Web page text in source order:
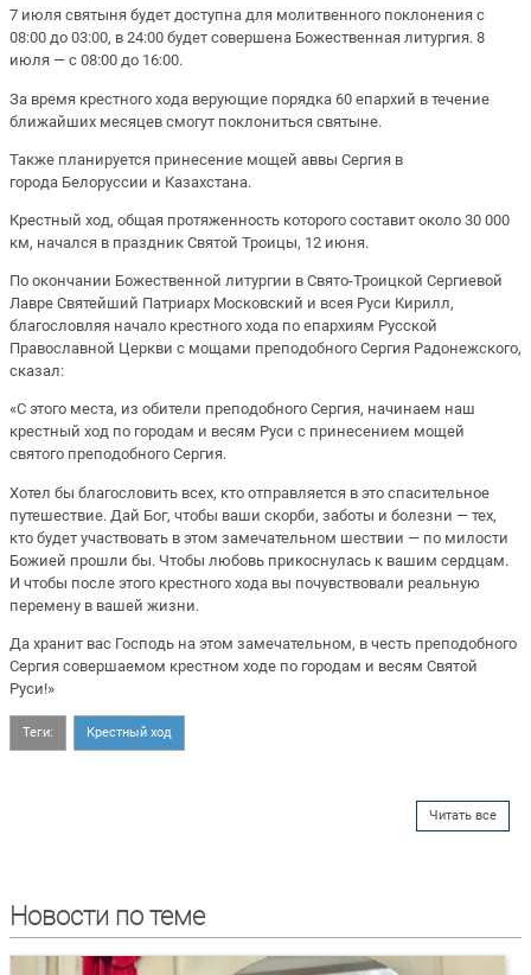
7 июля святыня будет доступна для молитвенного поклонения с
08:00 до 03:00, в 24:00 будет совершена Божественная литургия. 8
июля — с 08:00 до 16:00.
За время крестного хода верующие порядка 60 епархий в течение
ближайших месяцев смогут поклониться святыне.
Также планируется принесение мощей аввы Сергия в
города Белоруссии и Казахстана.
Крестный ход, общая протяженность которого составит около 30 000
км, начался в праздник Святой Троицы, 12 июня.
По окончании Божественной литургии в Свято-Троицкой Сергиевой
Лавре Святейший Патриарх Московский и всея Руси Кирилл,
благословляя начало крестного хода по епархиям Русской
Православной Церкви с мощами преподобного Сергия Радонежского,
сказал:
«С этого места, из обители преподобного Сергия, начинаем наш
крестный ход по городам и весям Руси с принесением мощей
святого преподобного Сергия.
Хотел бы благословить всех, кто отправляется в это спасительное
путешествие. Дай Бог, чтобы ваши скорби, заботы и болезни — тех,
кто будет участвовать в этом замечательном шествии — по милости
Божией прошли бы. Чтобы любовь прикоснулась к вашим сердцам.
И чтобы после этого крестного хода вы почувствовали реальную
перемену в вашей жизни.
Да хранит вас Господь на этом замечательном, в честь преподобного
Сергия совершаемом крестном ходе по городам и весям Святой
Руси!»
Теги: Крестный ход
Читать все
Новости по теме